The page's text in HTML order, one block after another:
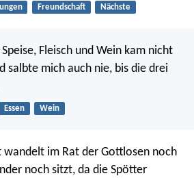
Freundschaft Nächste
Fleisch und Wein kam nicht
salbte mich auch nie, bis die drei
Essen Wein
wandelt im Rat der Gottlosen noch
noch sitzt, da die Spötter